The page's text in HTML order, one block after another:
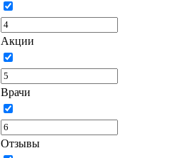
Акции
Врачи
Отзывы